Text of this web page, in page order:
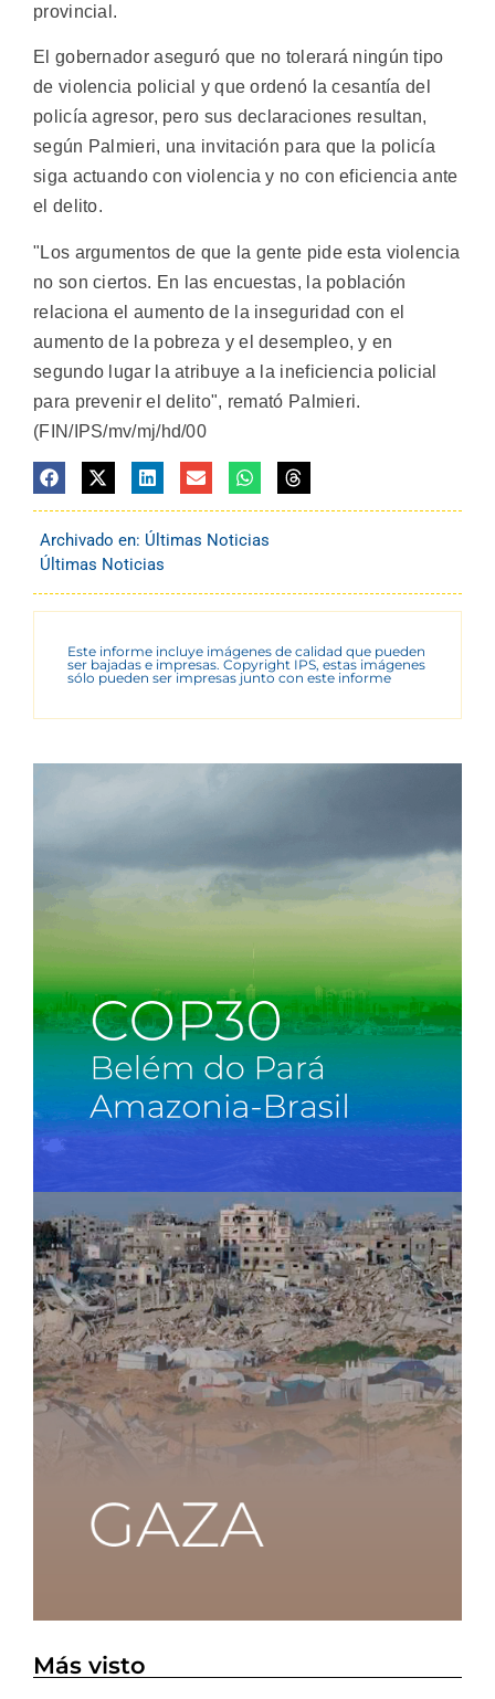
provincial.
El gobernador aseguró que no tolerará ningún tipo
de violencia policial y que ordenó la cesantía del
policía agresor, pero sus declaraciones resultan,
según Palmieri, una invitación para que la policía
siga actuando con violencia y no con eficiencia ante
el delito.
"Los argumentos de que la gente pide esta violencia
no son ciertos. En las encuestas, la población
relaciona el aumento de la inseguridad con el
aumento de la pobreza y el desempleo, y en
segundo lugar la atribuye a la ineficiencia policial
para prevenir el delito", remató Palmieri.
(FIN/IPS/mv/mj/hd/00
Archivado en: Últimas Noticias
Últimas Noticias
Este informe incluye imágenes de calidad que pueden
ser bajadas e impresas. Copyright IPS, estas imágenes
sólo pueden ser impresas junto con este informe
Más visto